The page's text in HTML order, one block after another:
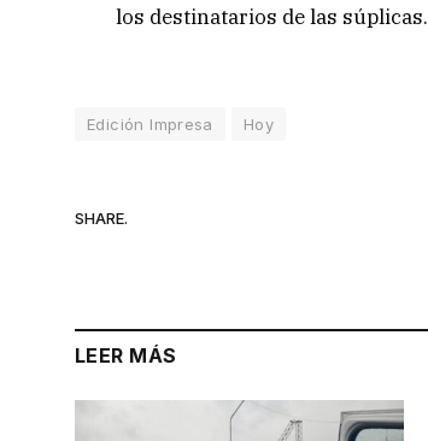
los destinatarios de las súplicas.
Edición Impresa Hoy
SHARE.
LEER MÁS